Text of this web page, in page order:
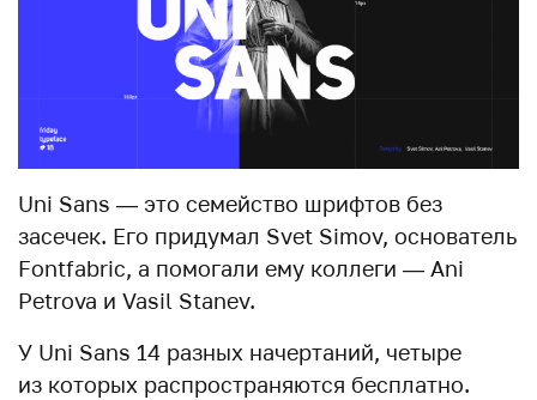
Uni Sans — это семейство шрифтов без
засечек. Его придумал Svet Simov, основатель
Fontfabric, а помогали ему коллеги — Ani
Petrova и Vasil Stanev.
У Uni Sans 14 разных начертаний, четыре
из которых распространяются бесплатно.